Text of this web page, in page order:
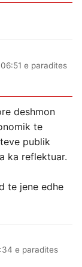
e paradites
deshmon
te
publik
ka reflektuar.
te jene edhe
e paradites